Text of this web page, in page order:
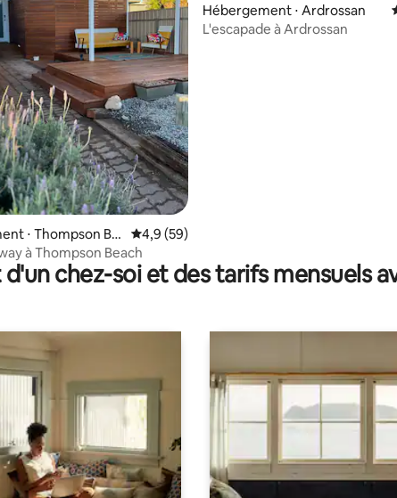
base de 193 commentaires : 4,85 sur 5
⋅ Thompson Be
Évaluation moyenne sur la base de 59
4,9 (59)
à Thompson Beach
Hébergement ⋅ Ardrossan
L'escapade à Ardrossan
chez-soi et des tarifs mensuels